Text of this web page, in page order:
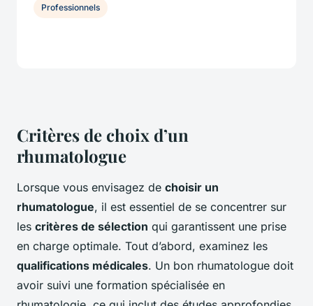
Critères de choix d’un
rhumatologue
Lorsque vous envisagez de choisir un
rhumatologue, il est essentiel de se concentrer sur
les critères de sélection qui garantissent une prise
en charge optimale. Tout d’abord, examinez les
qualifications médicales. Un bon rhumatologue doit
avoir suivi une formation spécialisée en
Professionnels